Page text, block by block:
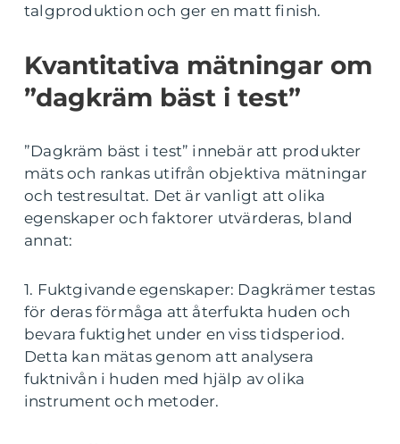
talgproduktion och ger en matt finish.
Kvantitativa mätningar om
”dagkräm bäst i test”
”Dagkräm bäst i test” innebär att produkter
mäts och rankas utifrån objektiva mätningar
och testresultat. Det är vanligt att olika
egenskaper och faktorer utvärderas, bland
annat:
1. Fuktgivande egenskaper: Dagkrämer testas
för deras förmåga att återfukta huden och
bevara fuktighet under en viss tidsperiod.
Detta kan mätas genom att analysera
fuktnivån i huden med hjälp av olika
instrument och metoder.